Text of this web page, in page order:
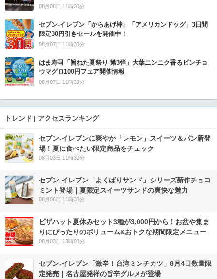
08月08日 11時30分
セブン‐イレブン「からあげ棒」「アメリカンドッグ」3日間
限定30円引きセールを開催中！
08月07日 11時30分
はま寿司「旨ねた夏祭り 第3弾」大葉ニンニク香るビンチョ
ウマグロ100円フェア開催情報
08月07日 11時30分
トレンド | アクセスランキング
セブン‐イレブンに爽やか「レモン」スイーツ＆パン新登
場！夏に食べたい限定商品をチェック
08月03日 11時30分
セブン‐イレブン「よくばりサンド」シリーズ新作チョコ
ミント登場｜夏限定スイーツサンドの爽快な魅力
08月06日 11時30分
ピザハット夏休みセット3種が3,000円から！お盆や集ま
りにぴったりのボリューム&おトクな期間限定メニュー
08月03日 13時00分
セブン-イレブン「激辛！台湾ミンチカツ」8月4日数量限
定発売｜名古屋発祥の旨辛グルメが登場